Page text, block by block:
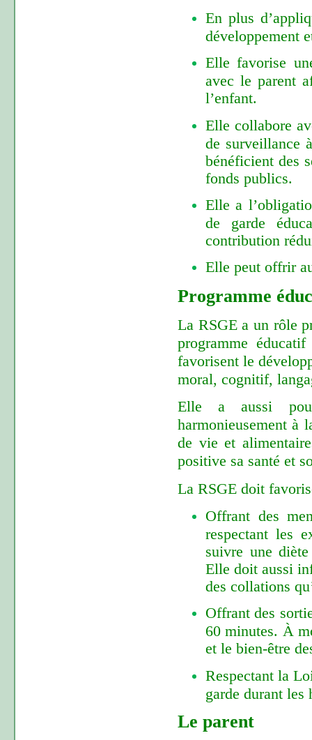
En plus
développement
Elle favorise
avec le parent
l’enfant.
Elle collabore
de surveillance
bénéficient des
fonds publics.
Elle a
de garde
contribution
Elle peut offrir
Programme
La RSGE a un rôle
programme
favorisent le
moral, cognitif,
Elle a aussi
harmonieusement à
de vie et
positive sa santé et
La RSGE doit
Offrant des
respectant les
suivre une
Elle doit aussi
des collations
Offrant des
60 minutes. À
et le bien-être
Respectant la
garde durant les
Le parent